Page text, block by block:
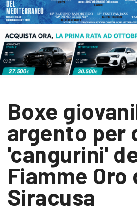
Boxe
argento per
'cangurini'
Fiamme Oro
Siracusa